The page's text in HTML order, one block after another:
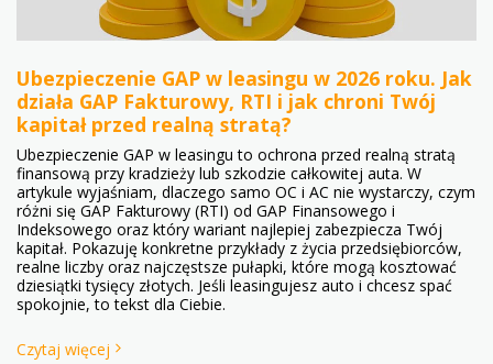
Ubezpieczenie GAP w leasingu w 2026 roku. Jak
działa GAP Fakturowy, RTI i jak chroni Twój
kapitał przed realną stratą?
Ubezpieczenie GAP w leasingu to ochrona przed realną stratą
finansową przy kradzieży lub szkodzie całkowitej auta. W
artykule wyjaśniam, dlaczego samo OC i AC nie wystarczy, czym
różni się GAP Fakturowy (RTI) od GAP Finansowego i
Indeksowego oraz który wariant najlepiej zabezpiecza Twój
kapitał. Pokazuję konkretne przykłady z życia przedsiębiorców,
realne liczby oraz najczęstsze pułapki, które mogą kosztować
dziesiątki tysięcy złotych. Jeśli leasingujesz auto i chcesz spać
spokojnie, to tekst dla Ciebie.
Czytaj więcej